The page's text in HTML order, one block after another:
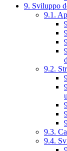
9. Sviluppo
9.1.
9.2.
9.3.
9.4.